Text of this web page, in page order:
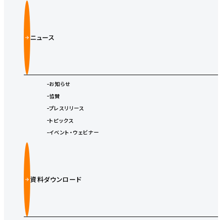
ニュース
お知らせ
協賛
プレスリリース
トピックス
イベント・ウェビナー
資料ダウンロード